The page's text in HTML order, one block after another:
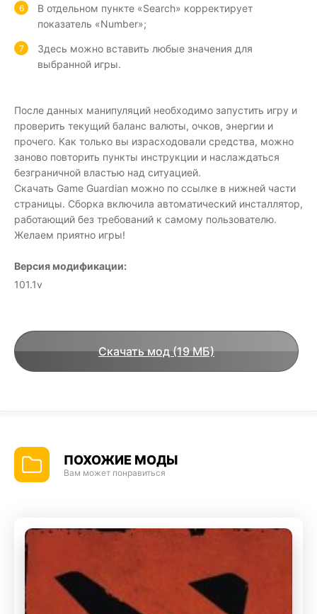
В отдельном пункте «Search» корректирует
показатель «Number»;
Здесь можно вставить любые значения для
выбранной игры.
После данных манипуляций необходимо запустить игру и
проверить текущий баланс валюты, очков, энергии и
прочего. Как только вы израсходовали средства, можно
заново повторить пункты инструкции и наслаждаться
безграничной властью над ситуацией.
Скачать Game Guardian можно по ссылке в нижней части
страницы. Сборка включила автоматический инсталлятор,
работающий без требований к самому пользователю.
Желаем приятно игры!
Версия модификации:
101.1v
Скачать мод (19 МБ)
ПОХОЖИЕ МОДЫ
Вам может понравиться